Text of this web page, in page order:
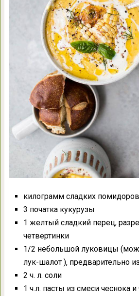
килограмм сладких помидоров
3 початка кукурузы
1 желтый сладкий перец,
четвертинки
1/2 небольшой луковицы
лук-шалот ), предварительно
2 ч. л. соли
1 ч.л. пасты из смеси чеснока и